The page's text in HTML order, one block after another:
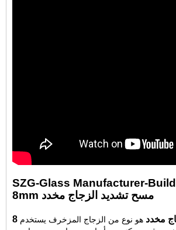
SZG-Glass Manufacturer-
8mm مسح تشديد الزجاج مخدد
مخدد هو نوع من الزجاج المزخرف يستخدم